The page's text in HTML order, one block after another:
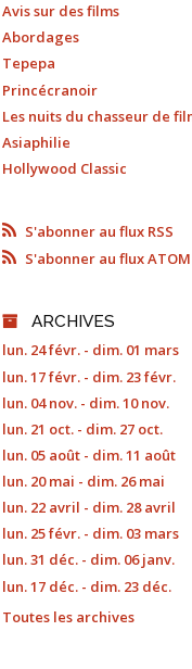
Avis sur des films
Abordages
Tepepa
Princécranoir
Les nuits du chasseur de
Asiaphilie
Hollywood Classic
S'abonner au flux RSS
S'abonner au flux ATOM
ARCHIVES
lun. 24 févr. - dim. 01 mars
lun. 17 févr. - dim. 23 févr.
lun. 04 nov. - dim. 10 nov.
lun. 21 oct. - dim. 27 oct.
lun. 05 août - dim. 11 août
lun. 20 mai - dim. 26 mai
lun. 22 avril - dim. 28 avril
lun. 25 févr. - dim. 03 mars
lun. 31 déc. - dim. 06 janv.
lun. 17 déc. - dim. 23 déc.
Toutes les archives